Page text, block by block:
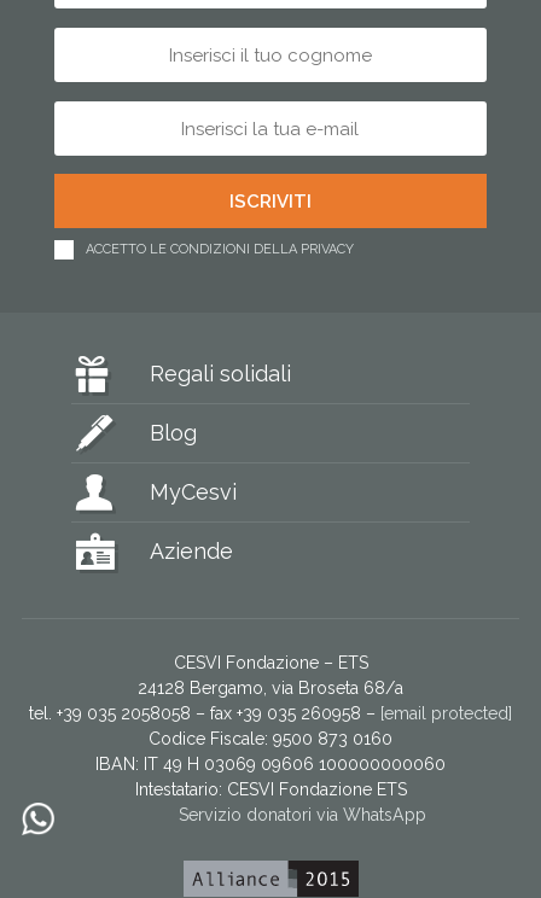
ACCETTO LE CONDIZIONI DELLA PRIVACY
Regali solidali
Blog
MyCesvi
Aziende
CESVI Fondazione – ETS
24128 Bergamo, via Broseta 68/a
tel. +39 035 2058058 – fax +39 035 260958 – [email protected]
Codice Fiscale: 9500 873 0160
IBAN: IT 49 H 03069 09606 100000000060
Intestatario: CESVI Fondazione ETS
Servizio donatori via WhatsApp